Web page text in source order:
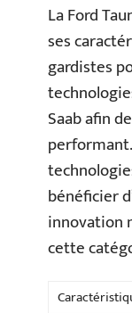
La Ford
ses
gardistes
Saab afin
bénéficier
innovation
cette